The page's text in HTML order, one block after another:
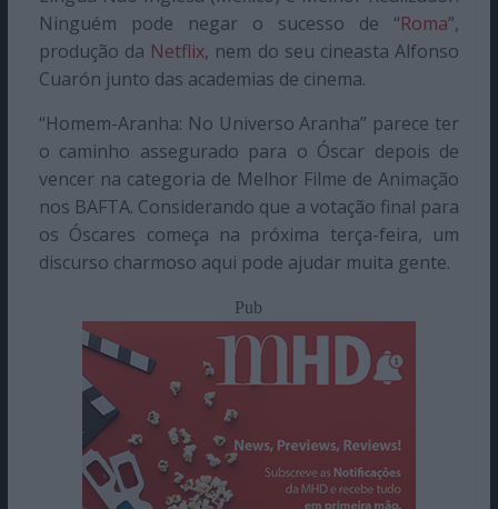
Ninguém pode negar o sucesso de “Roma”,
produção da Netflix, nem do seu cineasta Alfonso
Cuarón junto das academias de cinema.
“Homem-Aranha: No Universo Aranha” parece ter
o caminho assegurado para o Óscar depois de
vencer na categoria de Melhor Filme de Animação
nos BAFTA. Considerando que a votação final para
os Óscares começa na próxima terça-feira, um
discurso charmoso aqui pode ajudar muita gente.
Pub